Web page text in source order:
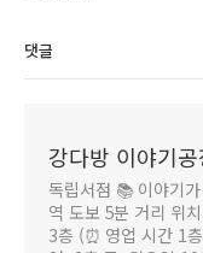
댓글
강다방 이야기공
독립서점 📚 이야기
역 도보 5분 거리 위
3층 (⏰ 영업 시간 1